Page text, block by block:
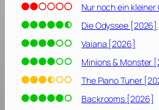
Nur noch ein
Die Odyssee [2026]
Vaiana [2026]
Minions & Monster
The Piano Tuner
Backrooms [2026]